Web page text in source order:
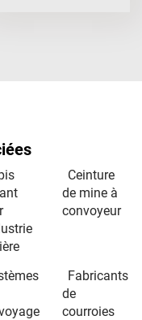
Ceinture
de mine à
convoyeur
Fabricants
de
courroies